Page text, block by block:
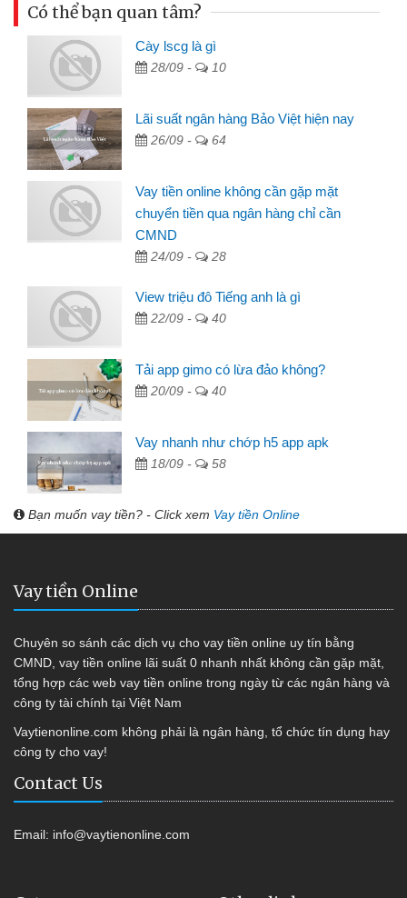
Có thể bạn quan tâm?
Cày lscg là gì
28/09 - 10
Lãi suất ngân hàng Bảo Việt hiện nay
26/09 - 64
Vay tiền online không cần gặp mặt
chuyển tiền qua ngân hàng chỉ cần
CMND
24/09 - 28
View triệu đô Tiếng anh là gì
22/09 - 40
Tải app gimo có lừa đảo không?
20/09 - 40
Vay nhanh như chớp h5 app apk
18/09 - 58
Bạn muốn vay tiền? - Click xem Vay tiền Online
Vay tiền Online
Chuyên so sánh các dịch vụ cho vay tiền online uy tín bằng
CMND, vay tiền online lãi suất 0 nhanh nhất không cần gặp mặt,
tổng hợp các web vay tiền online trong ngày từ các ngân hàng và
công ty tài chính tại Việt Nam
Vaytienonline.com không phải là ngân hàng, tổ chức tín dụng hay
công ty cho vay!
Contact Us
Email: info@vaytienonline.com